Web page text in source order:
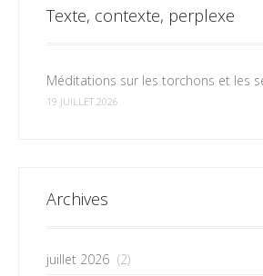
Texte, contexte, perplexe
Méditations sur les torchons et les
19 JUILLET 2026
Archives
juillet 2026 (2)